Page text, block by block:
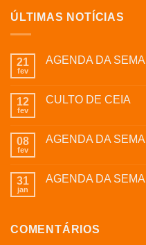
ÚLTIMAS NOTÍCIAS
21
fev
AGENDA DA
12
fev
CULTO DE CEIA
08
fev
AGENDA DA
31
jan
AGENDA DA
COMENTÁRIOS